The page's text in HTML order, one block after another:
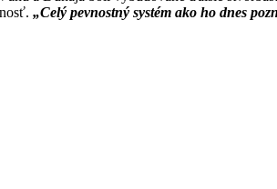
„Celý pevnostný systém ako ho dnes